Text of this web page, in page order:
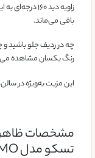
زاویه دید
باقی می‌ماند.
چه در ردیف جلو باشید
رنگ یکسان مشاهده
این مزیت به‌ویژه در
مشخصات
تسکو مدل TVS 170 MO